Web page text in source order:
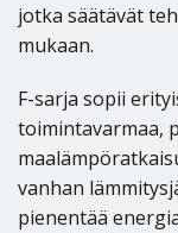
jotka säätävät
mukaan.
F-sarja sopii
toimintavarmaa,
vanhan
pienentää